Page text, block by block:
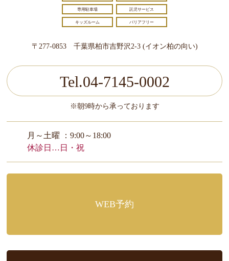
専用駐車場 託児サービス
キッズルーム バリアフリー
〒277-0853 千葉県柏市吉野沢2-3 (イオン柏の向い)
Tel.04-7145-0002
※朝9時から承っております
月～土曜 ：9:00～18:00
休診日…日・祝
WEB予約